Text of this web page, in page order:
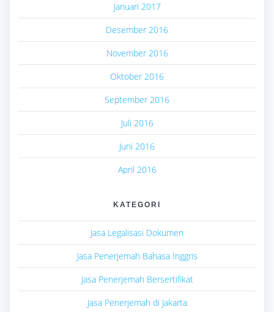
Januari 2017
Desember 2016
November 2016
Oktober 2016
September 2016
Juli 2016
Juni 2016
April 2016
KATEGORI
Jasa Legalisasi Dokumen
Jasa Penerjemah Bahasa Inggris
Jasa Penerjemah Bersertifikat
Jasa Penerjemah di Jakarta